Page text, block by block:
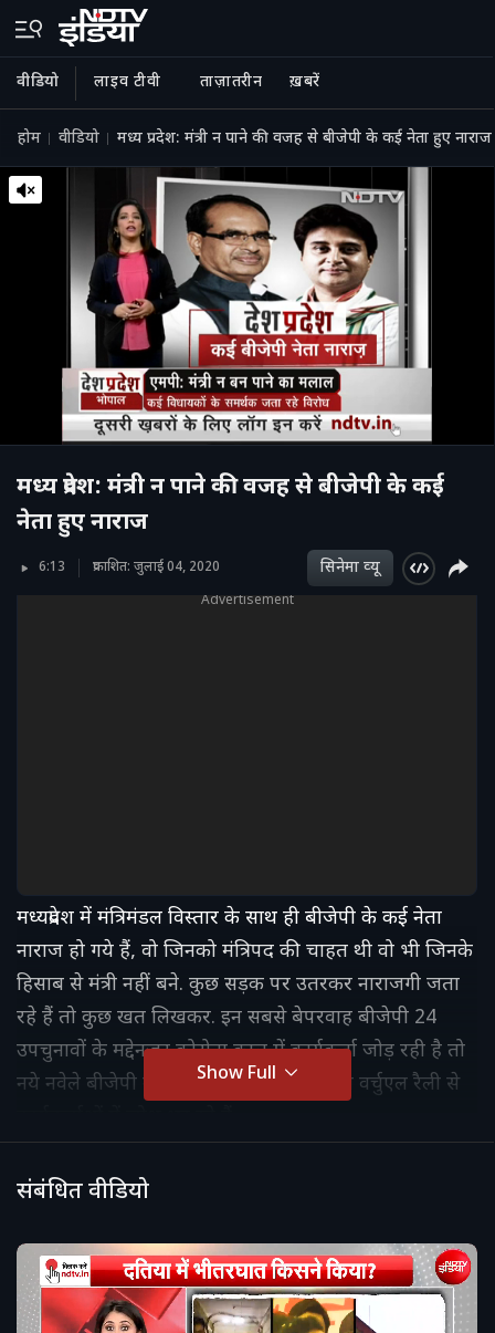
वीडियो लाइव टीवी ताज़ातरीन ख़बरें
होम वीडियो मध्य प्रदेश: मंत्री न पाने की वजह से बीजेपी के कई नेता हुए नाराज
मध्य प्रदेश: मंत्री न पाने की वजह से बीजेपी के कई
नेता हुए नाराज
6:13 प्रकाशित: जुलाई 04, 2020 सिनेमा व्‍यू
Advertisement
मध्यप्रदेश में मंत्रिमंडल विस्तार के साथ ही बीजेपी के कई नेता
नाराज हो गये हैं, वो जिनको मंत्रिपद की चाहत थी वो भी जिनके
हिसाब से मंत्री नहीं बने. कुछ सड़क पर उतरकर नाराजगी जता
रहे हैं तो कुछ खत लिखकर. इन सबसे बेपरवाह बीजेपी 24
उपचुनावों के मद्देनजर कोरोना काल में कार्यकर्ता जोड़ रही है तो
नये नवेले बीजेपी में आए ज्योतिरादित्य सिंधिया वर्चुएल रैली से
Show Full
संबंधित वीडियो